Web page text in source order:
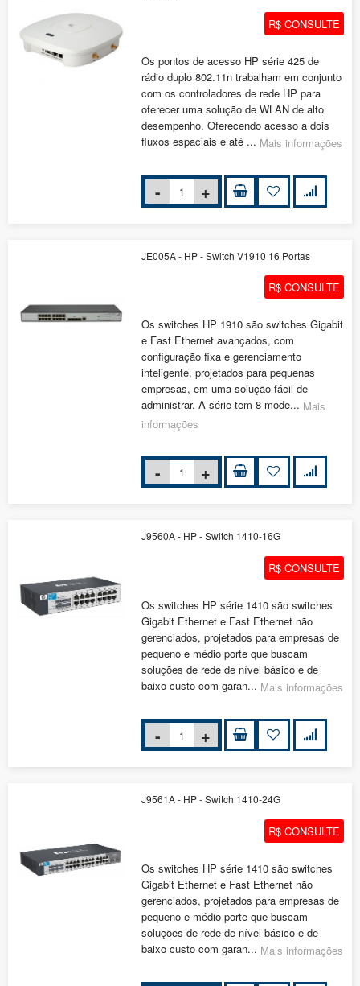
R$ CONSULTE
Os pontos de acesso HP série 425 de
rádio duplo 802.11n trabalham em conjunto
com os controladores de rede HP para
oferecer uma solução de WLAN de alto
desempenho. Oferecendo acesso a dois
fluxos espaciais e até ... Mais informações
JE005A - HP - Switch V1910 16 Portas
R$ CONSULTE
Os switches HP 1910 são switches Gigabit
e Fast Ethernet avançados, com
configuração fixa e gerenciamento
inteligente, projetados para pequenas
empresas, em uma solução fácil de
administrar. A série tem 8 mode... Mais
informações
J9560A - HP - Switch 1410-16G
R$ CONSULTE
Os switches HP série 1410 são switches
Gigabit Ethernet e Fast Ethernet não
gerenciados, projetados para empresas de
pequeno e médio porte que buscam
soluções de rede de nível básico e de
baixo custo com garan... Mais informações
J9561A - HP - Switch 1410-24G
R$ CONSULTE
Os switches HP série 1410 são switches
Gigabit Ethernet e Fast Ethernet não
gerenciados, projetados para empresas de
pequeno e médio porte que buscam
soluções de rede de nível básico e de
baixo custo com garan... Mais informações